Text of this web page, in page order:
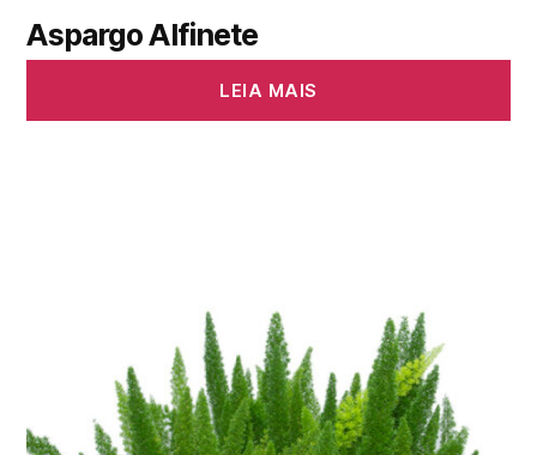
Aspargo Alfinete
LEIA MAIS